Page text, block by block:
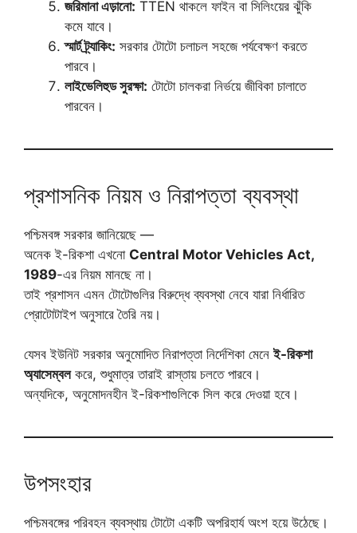
জরিমানা এড়ানো: TTEN থাকলে ফাইন বা সিলিংয়ের ঝুঁকি
কমে যাবে।
স্মার্ট ট্র্যাকিং: সরকার টোটো চলাচল সহজে পর্যবেক্ষণ করতে
পারবে।
লাইভেলিহুড সুরক্ষা: টোটো চালকরা নির্ভয়ে জীবিকা চালাতে
পারবেন।
প্রশাসনিক নিয়ম ও নিরাপত্তা ব্যবস্থা
পশ্চিমবঙ্গ সরকার জানিয়েছে —
অনেক ই-রিকশা এখনো Central Motor Vehicles Act,
1989-এর নিয়ম মানছে না।
তাই প্রশাসন এমন টোটোগুলির বিরুদ্ধে ব্যবস্থা নেবে যারা নির্ধারিত
প্রোটোটাইপ অনুসারে তৈরি নয়।
যেসব ইউনিট সরকার অনুমোদিত নিরাপত্তা নির্দেশিকা মেনেই-রিকশা
অ্যাসেম্বলকরে, শুধুমাত্র তারাই রাস্তায় চলতে পারবে।
অন্যদিকে, অনুমোদনহীন ই-রিকশাগুলিকে সিল করে দেওয়া হবে।
উপসংহার
পশ্চিমবঙ্গের পরিবহন ব্যবস্থায় টোটো একটি অপরিহার্য অংশ হয়ে উঠেছে।